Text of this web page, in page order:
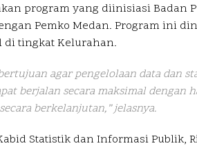
program yang diinisiasi Badan
Pemko Medan. Program ini
di tingkat Kelurahan.
agar pengelolaan data dan
berjalan secara maksimal dengan
berkelanjutan,” jelasnya.
Statistik dan Informasi Publik,